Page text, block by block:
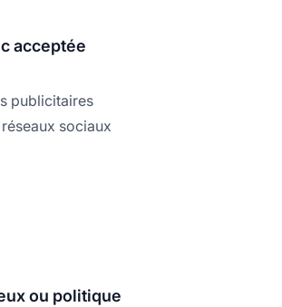
acceptée
publicitaires
sociaux
ou politique